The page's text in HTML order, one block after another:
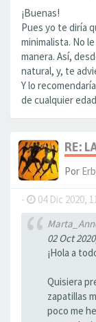
¡Buenas!
Pues yo te diría
minimalista. No
manera. Así,
natural, y, te
Y lo
de cualquier
RE:
Por
- 04 Dic 2020,
02 Oct
¡Hola a
Quisiera
zapatillas
poco me